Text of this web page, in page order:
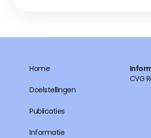
Home
Doelstellingen
Publicaties
Informatie
CVG